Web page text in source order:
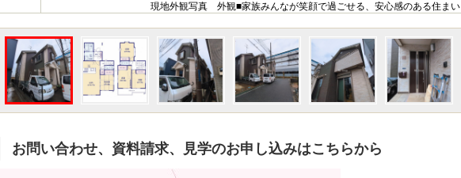
現地外観写真 外観■家族みんなが笑顔で過ごせる、安心感のある住まい
お問い合わせ、資料請求、見学のお申し込みはこちらから